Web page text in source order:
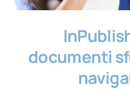
documenti